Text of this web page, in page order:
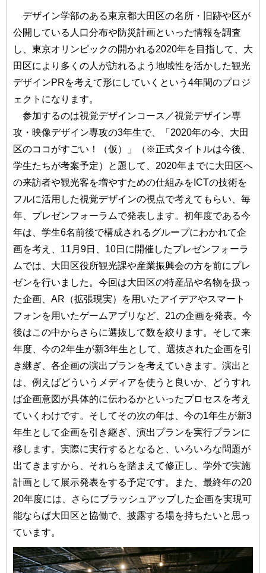
デザイン学部のある東京都大田区の名所・旧跡や区が
公開している人口分布や防災計画といった情報を調査
し、東京オリンピックの開かれる2020年を目指して、大
田区により多くの人が訪れるよう地域性を活かした観光
デザインPRを考えて形にしていくという4年間のプロジ
ェクトになります。
参加するのは視覚デザインコース／視覚デザイン専
攻・映像デザイン専攻の3年生で、「2020年の今、大田
区のココがすごい！（仮）」（※正式タイトルは今後、
学生たちが考案予定）と題して、2020年までに大田区へ
の来訪者や観光客を増やすための仕組みをICTの技術を
フルに活用した視覚デザインの視点で考えてもらい、毎
年、プレゼンフォーラムで発表します。初年度である今
年は、学生6名前後で構成されるグループにわかれて企
画を考え、11月9日、10日に開催したプレゼンフォーラ
ムでは、大田区役所観光課や産業振興会の方を前にプレ
ゼンを行いました。今回は大田区の特産品や名物を扱っ
た企画、AR（拡張現実）を用いたアイデアやスマート
フォンを用いたゲームアプリなど、21の企画を発表。今
後はこの中からさらに選抜して数を絞ります。そして来
年度、今の2年生が新3年生として、選抜された企画を引
き継ぎ、各企画の演出プランを考えていきます。演出と
は、例えばどういうメディアを使うと良いか、どうすれ
ば企画意図が具体的に伝わるかといったプロセスを考え
ていくわけです。そしてその次の年は、今の1年生が新3
年生として企画を引き継ぎ、演出プランを実行プランに
移します。実際に実行するとなると、いろいろな問題が
出てきますから、それらを踏まえて修正し、学外で実施
計画として展示発表をする予定です。また、最終年の20
20年度には、さらにブラッシュアップした企画を実現可
能ならば大田区と協働で、披露する場を持ちたいと思っ
ています。